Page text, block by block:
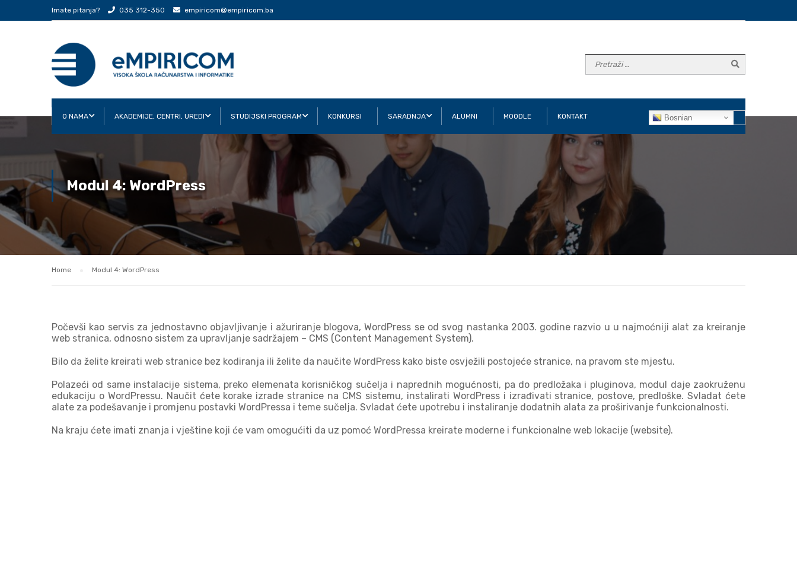
Imate pitanja? 035 312-350 empiricom@empiricom.ba
O NAMA AKADEMIJE, CENTRI, UREDI STUDIJSKI PROGRAM KONKURSI SARADNJA ALUMNI MOODLE KONTAKT Bosnian
Modul 4: WordPress
Home Modul 4: WordPress
Počevši kao servis za jednostavno objavljivanje i ažuriranje blogova, WordPress se od svog nastanka 2003. godine razvio u u najmoćniji alat za kreiranje
web stranica, odnosno sistem za upravljanje sadržajem – CMS (Content Management System).
Bilo da želite kreirati web stranice bez kodiranja ili želite da naučite WordPress kako biste osvježili postojeće stranice, na pravom ste mjestu.
Polazeći od same instalacije sistema, preko elemenata korisničkog sučelja i naprednih mogućnosti, pa do predložaka i pluginova, modul daje zaokruženu
edukaciju o WordPressu. Naučit ćete korake izrade stranice na CMS sistemu, instalirati WordPress i izrađivati stranice, postove, predloške. Svladat ćete
alate za podešavanje i promjenu postavki WordPressa i teme sučelja. Svladat ćete upotrebu i instaliranje dodatnih alata za proširivanje funkcionalnosti.
Na kraju ćete imati znanja i vještine koji će vam omogućiti da uz pomoć WordPressa kreirate moderne i funkcionalne web lokacije (website).